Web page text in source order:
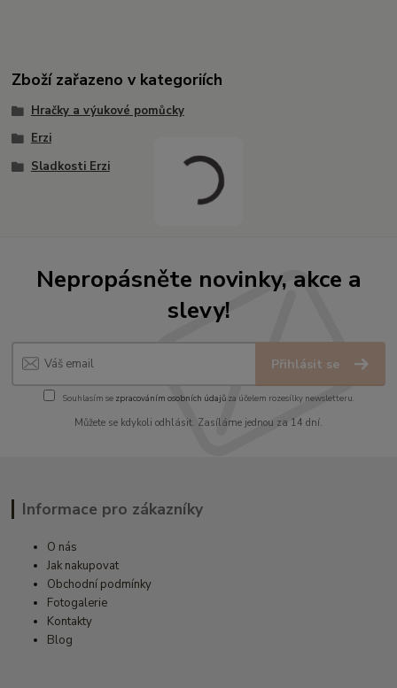
Zboží zařazeno v kategoriích
Hračky a výukové pomůcky
Erzi
Sladkosti Erzi
Nepropásněte novinky, akce a
slevy!
Přihlásit se
Souhlasím se zpracováním osobních údajůza účelem rozesílky newsletteru.
Můžete se kdykoli odhlásit. Zasíláme jednou za 14 dní.
Informace pro zákazníky
O nás
Jak nakupovat
Obchodní podmínky
Fotogalerie
Kontakty
Blog